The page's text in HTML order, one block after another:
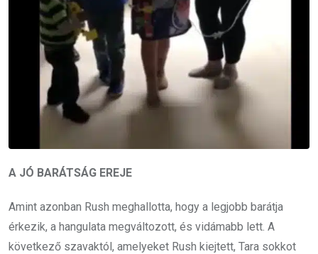
A JÓ BARÁTSÁG EREJE
Amint azonban Rush meghallotta, hogy a legjobb barátja
érkezik, a hangulata megváltozott, és vidámabb lett. A
következő szavaktól, amelyeket Rush kiejtett, Tara sokkot